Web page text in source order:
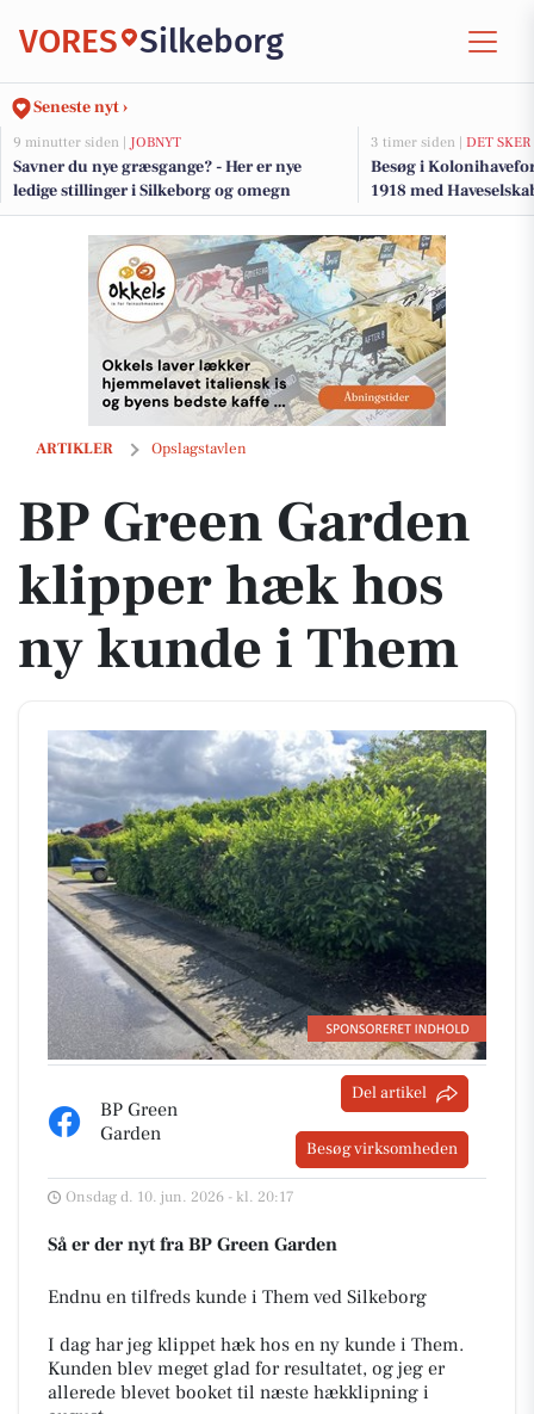
VORES Silkeborg
Seneste nyt ›
9 minutter siden | JOBNYT
Savner du nye græsgange? - Her er nye
ledige stillinger i Silkeborg og omegn
3 timer siden | DET SKER
Besøg i
1918 med
ARTIKLER Opslagstavlen
BP Green Garden klipper hæk hos ny kunde i Them
BP Green Garden
klipper hæk hos
ny kunde i Them
BP Green
Garden
Del artikel
Besøg virksomheden
Onsdag d. 10. jun. 2026 - kl. 20:17
Så er der nyt fra BP Green Garden
Endnu en tilfreds kunde i Them ved Silkeborg
I dag har jeg klippet hæk hos en ny kunde i Them.
Kunden blev meget glad for resultatet, og jeg er
allerede blevet booket til næste hækklipning i